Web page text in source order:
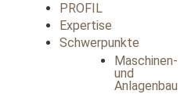
PROFIL
Expertise
Schwerpunkte
Maschinen-
und
Anlagenbau